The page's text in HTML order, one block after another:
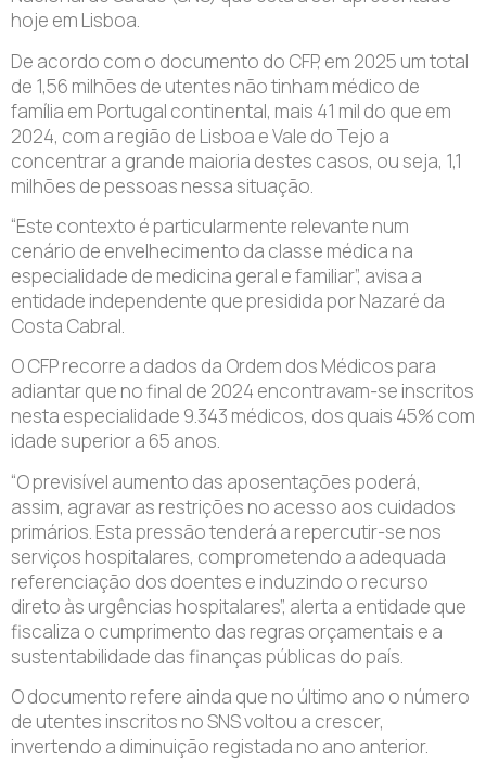
hoje em Lisboa.
De acordo com o documento do CFP, em 2025 um total
de 1,56 milhões de utentes não tinham médico de
família em Portugal continental, mais 41 mil do que em
2024, com a região de Lisboa e Vale do Tejo a
concentrar a grande maioria destes casos, ou seja, 1,1
milhões de pessoas nessa situação.
“Este contexto é particularmente relevante num
cenário de envelhecimento da classe médica na
especialidade de medicina geral e familiar”, avisa a
entidade independente que presidida por Nazaré da
Costa Cabral.
O CFP recorre a dados da Ordem dos Médicos para
adiantar que no final de 2024 encontravam-se inscritos
nesta especialidade 9.343 médicos, dos quais 45% com
idade superior a 65 anos.
“O previsível aumento das aposentações poderá,
assim, agravar as restrições no acesso aos cuidados
primários. Esta pressão tenderá a repercutir-se nos
serviços hospitalares, comprometendo a adequada
referenciação dos doentes e induzindo o recurso
direto às urgências hospitalares”, alerta a entidade que
fiscaliza o cumprimento das regras orçamentais e a
sustentabilidade das finanças públicas do país.
O documento refere ainda que no último ano o número
de utentes inscritos no SNS voltou a crescer,
invertendo a diminuição registada no ano anterior.